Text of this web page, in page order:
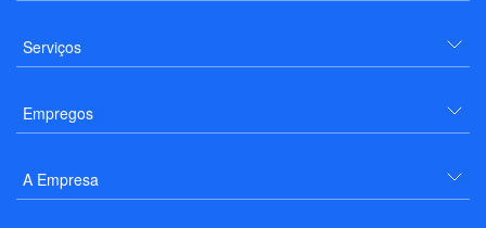
Serviços
Empregos
A Empresa